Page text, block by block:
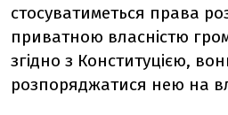
стосуватиметься права
приватною власністю
згідно з Конституцією,
розпоряджатися нею на